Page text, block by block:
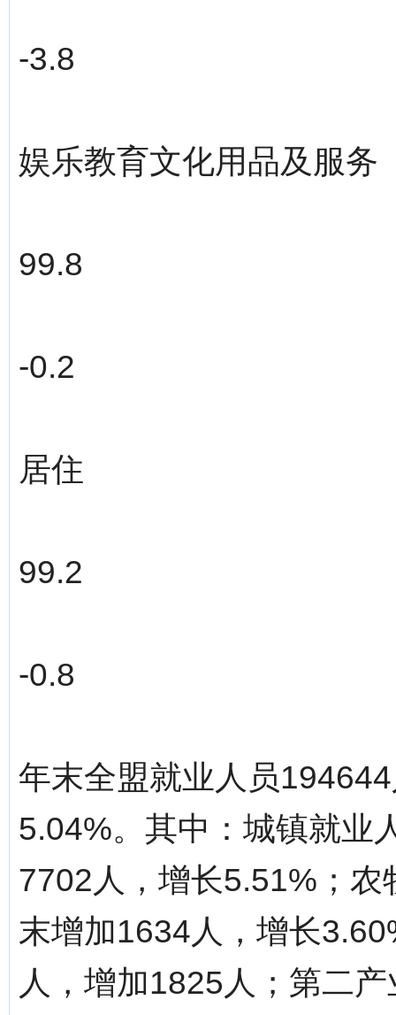
-3.8
娱乐教育文化用品及服务
99.8
-0.2
居住
99.2
-0.8
年末全盟就业人员
5.04%。其中：城镇就业
7702人，增长5.51%；
末增加1634人，增长
人，增加1825人；第二